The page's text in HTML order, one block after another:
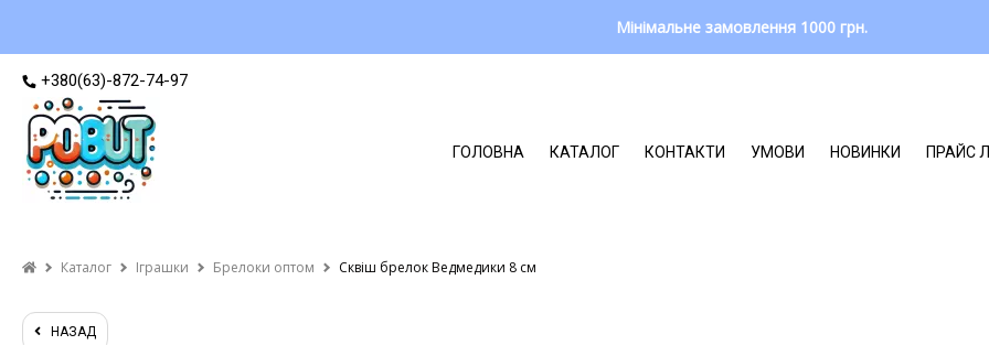
Мінімальне замовлення 1000 грн.
+380(63)-872-74-97
ГОЛОВНА КАТАЛОГ КОНТАКТИ УМОВИ НОВИНКИ ПРАЙС
Каталог Іграшки Брелоки оптом Сквіш брелок Ведмедики 8 см
НАЗАД